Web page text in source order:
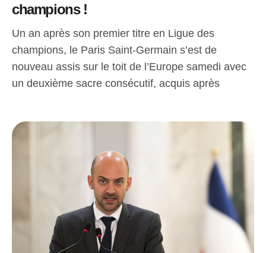
champions !
Un an après son premier titre en Ligue des
champions, le Paris Saint-Germain s’est de
nouveau assis sur le toit de l’Europe samedi avec
un deuxième sacre consécutif, acquis après